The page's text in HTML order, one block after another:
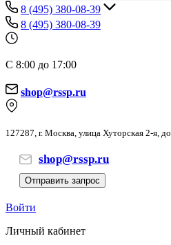
8 (495) 380-08-39
8 (495) 380-08-39
С 8:00 до 17:00
shop@rssp.ru
127287, г. Москва, улица Хуторская 2-я,
shop@rssp.ru
Отправить запрос
Войти
Личный кабинет